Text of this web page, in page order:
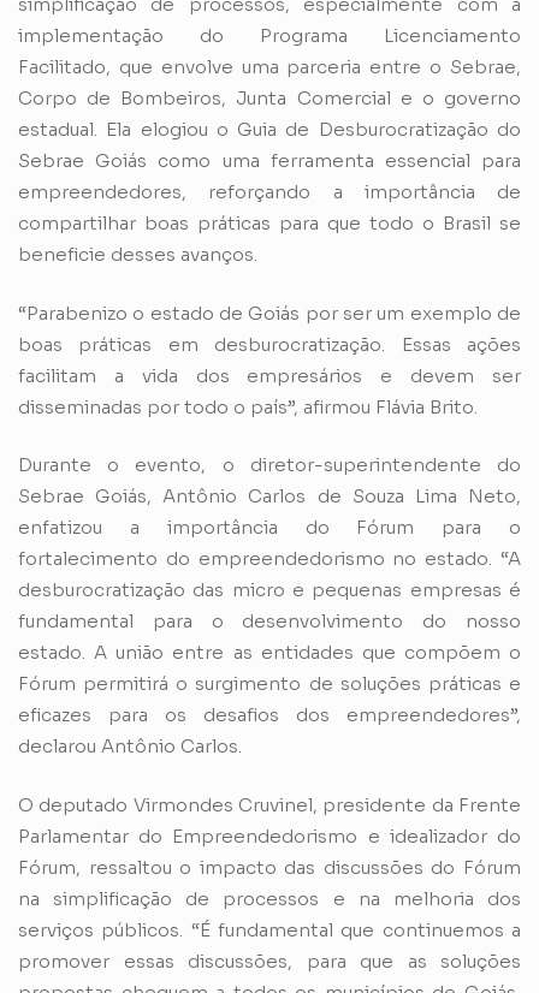
implementação do Programa Licenciamento
Facilitado, que envolve uma parceria entre o Sebrae,
Corpo de Bombeiros, Junta Comercial e o governo
estadual. Ela elogiou o Guia de Desburocratização do
Sebrae Goiás como uma ferramenta essencial para
empreendedores, reforçando a importância de
compartilhar boas práticas para que todo o Brasil se
beneficie desses avanços.
“Parabenizo o estado de Goiás por ser um exemplo de
boas práticas em desburocratização. Essas ações
facilitam a vida dos empresários e devem ser
disseminadas por todo o país”, afirmou Flávia Brito.
Durante o evento, o diretor-superintendente do
Sebrae Goiás, Antônio Carlos de Souza Lima Neto,
enfatizou a importância do Fórum para o
fortalecimento do empreendedorismo no estado. “A
desburocratização das micro e pequenas empresas é
fundamental para o desenvolvimento do nosso
estado. A união entre as entidades que compõem o
Fórum permitirá o surgimento de soluções práticas e
eficazes para os desafios dos empreendedores”,
declarou Antônio Carlos.
O deputado Virmondes Cruvinel, presidente da Frente
Parlamentar do Empreendedorismo e idealizador do
Fórum, ressaltou o impacto das discussões do Fórum
na simplificação de processos e na melhoria dos
serviços públicos. “É fundamental que continuemos a
promover essas discussões, para que as soluções